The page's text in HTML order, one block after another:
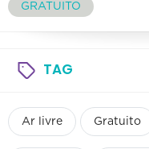
GRATUITO
TAG
Ar livre Gratuito